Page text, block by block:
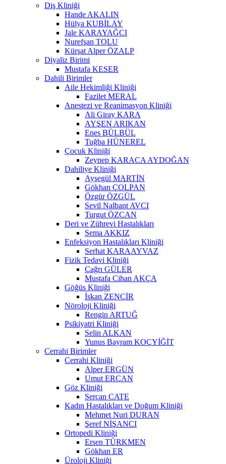
Diş Kliniği
Hande AKALIN
Hülya KUBİLAY
Jale KARAYAĞCI
Nurefşan TOLU
Kürşat Alper ÖZALP
Diyaliz Birimi
Mustafa KESER
Dahili Birimler
Aile Hekimliği Kliniği
Fazilet MERAL
Anestezi ve Reanimasyon Kliniği
Ali Giray KARA
AYŞEN ARIKAN
Enes BÜLBÜL
Tuğba HÜNEREL
Çocuk Kliniği
Zeynep KARACA AYDOĞAN
Dahiliye Kliniği
Ayşegül MARTİN
Gökhan ÇOLPAN
Özgür ÖZGÜL
Sevil Nalbant AVCI
Turgut ÖZCAN
Deri ve Zührevi Hastalıkları
Sema AKKIZ
Enfeksiyon Hastalıkları Kliniği
Serhat KARAAYVAZ
Fizik Tedavi Kliniği
Çağrı GÜLER
Mustafa Cihan AKÇA
Göğüs Kliniği
İskan ZENCİR
Nöroloji Kliniği
Rengin ARTUĞ
Psikiyatri Kliniği
Selin ALKAN
Yunus Bayram KOÇYİĞİT
Cerrahi Birimler
Cerrahi Kliniği
Alper ERGÜN
Umut ERCAN
Göz Kliniği
Sercan CATE
Kadın Hastalıkları ve Doğum Kliniği
Mehmet Nuri DURAN
Şeref NİŞANCI
Ortopedi Kliniği
Ersen TÜRKMEN
Gökhan ER
Üroloji Kliniği